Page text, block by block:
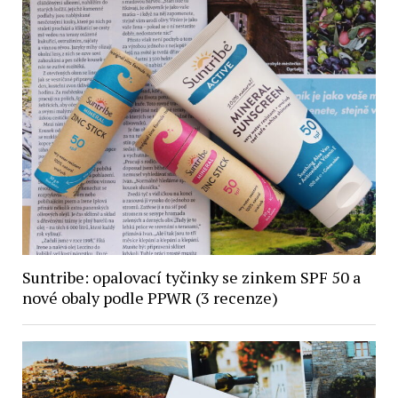
Suntribe: opalovací tyčinky se zinkem SPF 50 a
nové obaly podle PPWR (3 recenze)